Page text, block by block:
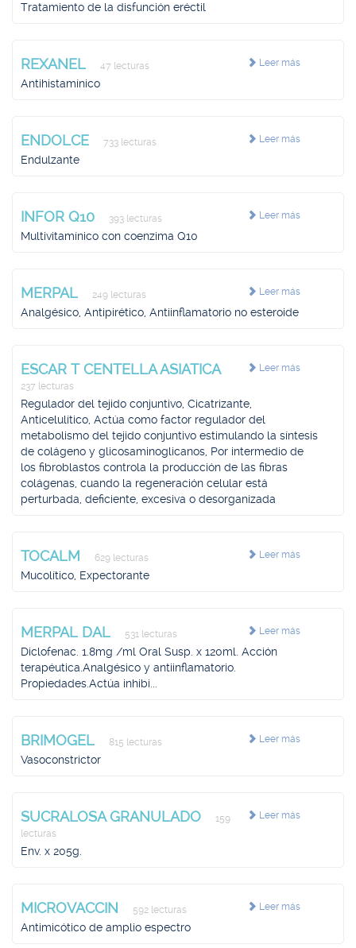
Tratamiento de la disfunción eréctil
Leer más
REXANEL 47 lecturas
Antihistamínico
Leer más
ENDOLCE 733 lecturas
Endulzante
Leer más
INFOR Q10 393 lecturas
Multivitamínico con coenzima Q10
Leer más
MERPAL 249 lecturas
Analgésico, Antipirético, Antiinflamatorio no esteroide
Leer más
ESCAR T CENTELLA ASIATICA
237 lecturas
Regulador del tejido conjuntivo, Cicatrizante,
Anticelulítico, Actúa como factor regulador del
metabolismo del tejido conjuntivo estimulando la síntesis
de colágeno y glicosaminoglicanos, Por intermedio de
los fibroblastos controla la producción de las fibras
colágenas, cuando la regeneración celular está
perturbada, deficiente, excesiva o desorganizada
Leer más
TOCALM 629 lecturas
Mucolítico, Expectorante
Leer más
MERPAL DAL 531 lecturas
Diclofenac. 1.8mg /ml Oral Susp. x 120ml. Acción
terapéutica.Analgésico y antiinflamatorio.
Propiedades.Actúa inhibi...
Leer más
BRIMOGEL 815 lecturas
Vasoconstrictor
Leer más
SUCRALOSA GRANULADO
159
lecturas
Env. x 205g.
Leer más
MICROVACCIN 592 lecturas
Antimicótico de amplio espectro